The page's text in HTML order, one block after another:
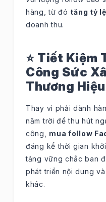
hàng, từ đó tăng tỷ
doanh thu.
⭐ Tiết Kiệm
Công Sức
Thương Hiệu
Thay vì phải dành
năm trời để thu hút
công, mua follow
đáng kể thời gian
tảng vững chắc ban
phát triển nội dung
khác.